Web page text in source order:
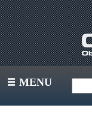
III MENU